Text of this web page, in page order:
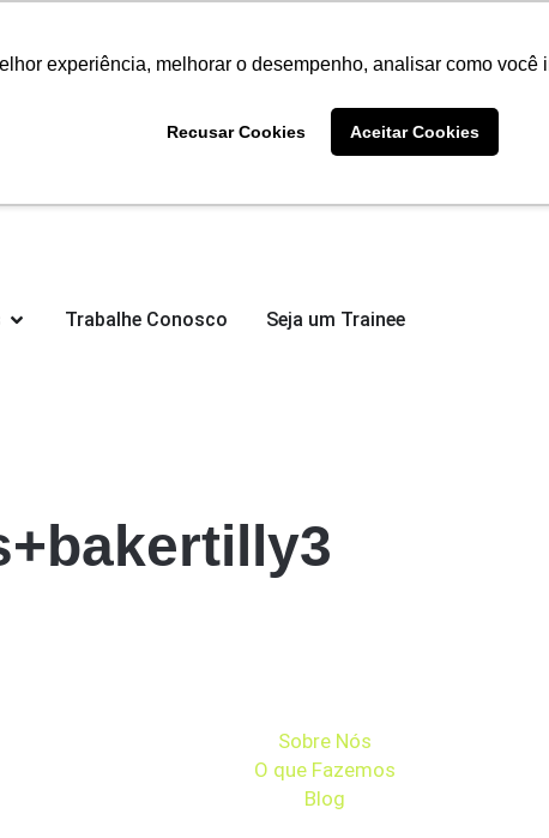
experiência, melhorar o desempenho, analisar como
Recusar Cookies Aceitar Cookies
Trabalhe Conosco Seja um Trainee
Sobre Nós
O que Fazemos
Blog